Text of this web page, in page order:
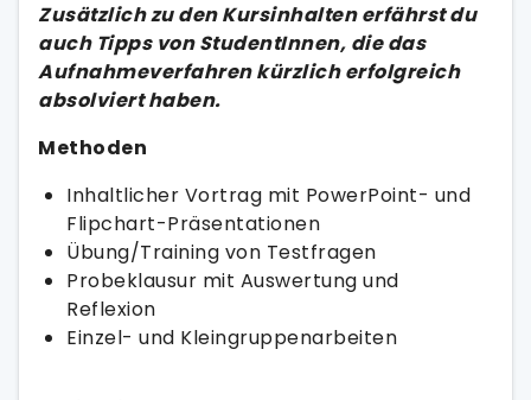
Zusätzlich zu den Kursinhalten erfährst du
auch Tipps von StudentInnen, die das
Aufnahmeverfahren kürzlich erfolgreich
absolviert haben.
Methoden
Inhaltlicher Vortrag mit PowerPoint- und
Flipchart-Präsentationen
Übung/Training von Testfragen
Probeklausur mit Auswertung und
Reflexion
Einzel- und Kleingruppenarbeiten